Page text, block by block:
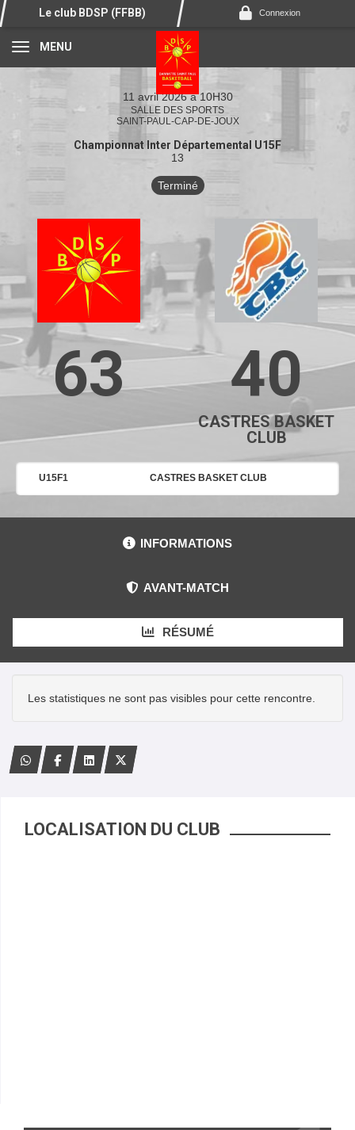
Le club BDSP (FFBB) Connexion
MENU
11 avril 2026 à 10H30
SALLE DES SPORTS
SAINT-PAUL-CAP-DE-JOUX
Championnat Inter Départemental U15F
13
Terminé
63 40
CASTRES BASKET
CLUB
U15F1 CASTRES BASKET CLUB
INFORMATIONS
AVANT-MATCH
RÉSUMÉ
Les statistiques ne sont pas visibles pour cette rencontre.
LOCALISATION DU CLUB
Panneau de gestion des cookies